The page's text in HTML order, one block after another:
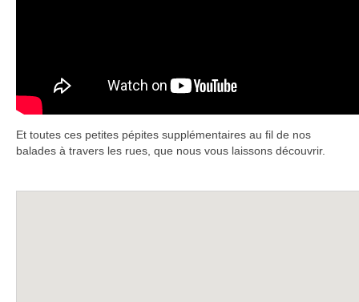
Et toutes ces petites pépites supplémentaires au fil de nos
balades à travers les rues, que nous vous laissons découvrir.